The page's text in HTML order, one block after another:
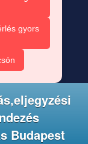
gyors
Budapest